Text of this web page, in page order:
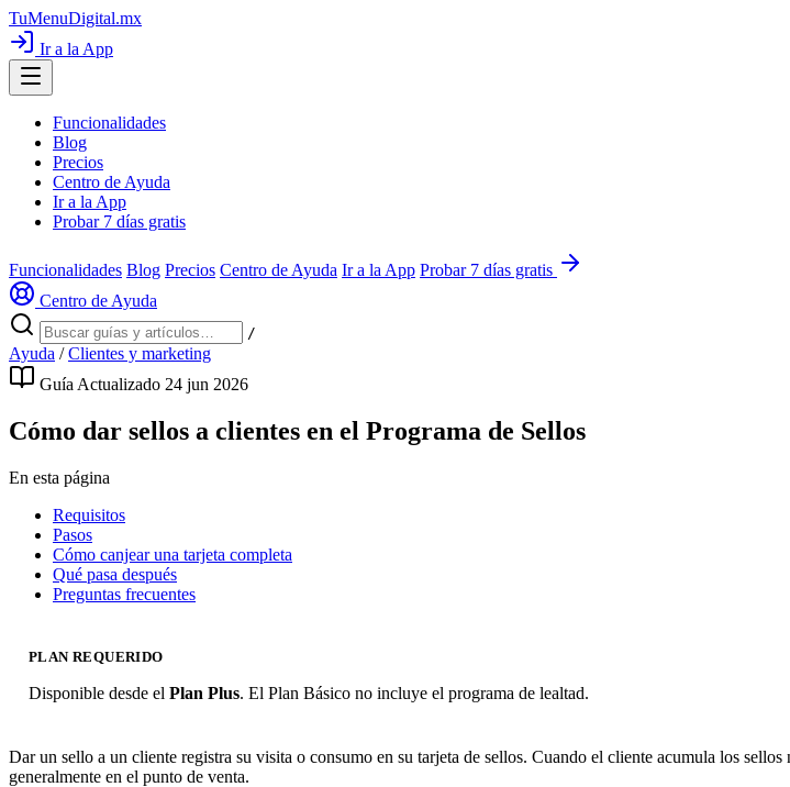
TuMenuDigital.mx
Ir a la App
Funcionalidades
Blog
Precios
Centro de Ayuda
Ir a la App
Probar 7 días gratis
Funcionalidades Blog Precios Centro de Ayuda Ir a la App Probar 7 días gratis
Centro de Ayuda
/
Ayuda / Clientes y marketing
Guía Actualizado 24 jun 2026
Cómo dar sellos a clientes en el Programa de Sellos
En esta página
Requisitos
Pasos
Cómo canjear una tarjeta completa
Qué pasa después
Preguntas frecuentes
PLAN REQUERIDO
Disponible desde el Plan Plus. El Plan Básico no incluye el programa de lealtad.
Dar un sello a un cliente registra su visita o consumo en su tarjeta de sellos. Cuando el cliente acumula los
generalmente en el punto de venta.